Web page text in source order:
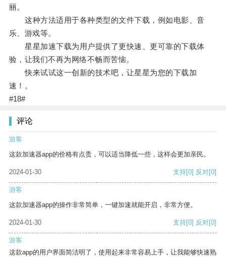
丽。
这种方法适用于各种类型的文件下载，例如电影、音
乐、游戏等。
星星加速下载为用户提供了更快速、更可靠的下载体
验，让我们不再为网络不畅而苦恼。
快来试试这一创新的技术吧，让星星为您的下载加
速！。
#18#
评论
游客
这款加速器app的价格有点贵，可以适当降低一些，这样会更加亲民。
2024-01-30 支持[0] 反对[0]
游客
这款加速器app的操作非常简单，一键加速就能开启，非常方便。
2024-01-30 支持[0] 反对[0]
游客
这款app的用户界面简洁明了，使用起来非常容易上手，让我能够快速熟